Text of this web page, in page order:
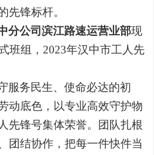
先锋标杆。
分公司滨江路速运营业部现
班组，2023年汉中市工人先
服务民生、使命必达的初
动底色，以专业高效守护物
先锋号集体荣誉。团队扎根
团结协作，把每一件快件当